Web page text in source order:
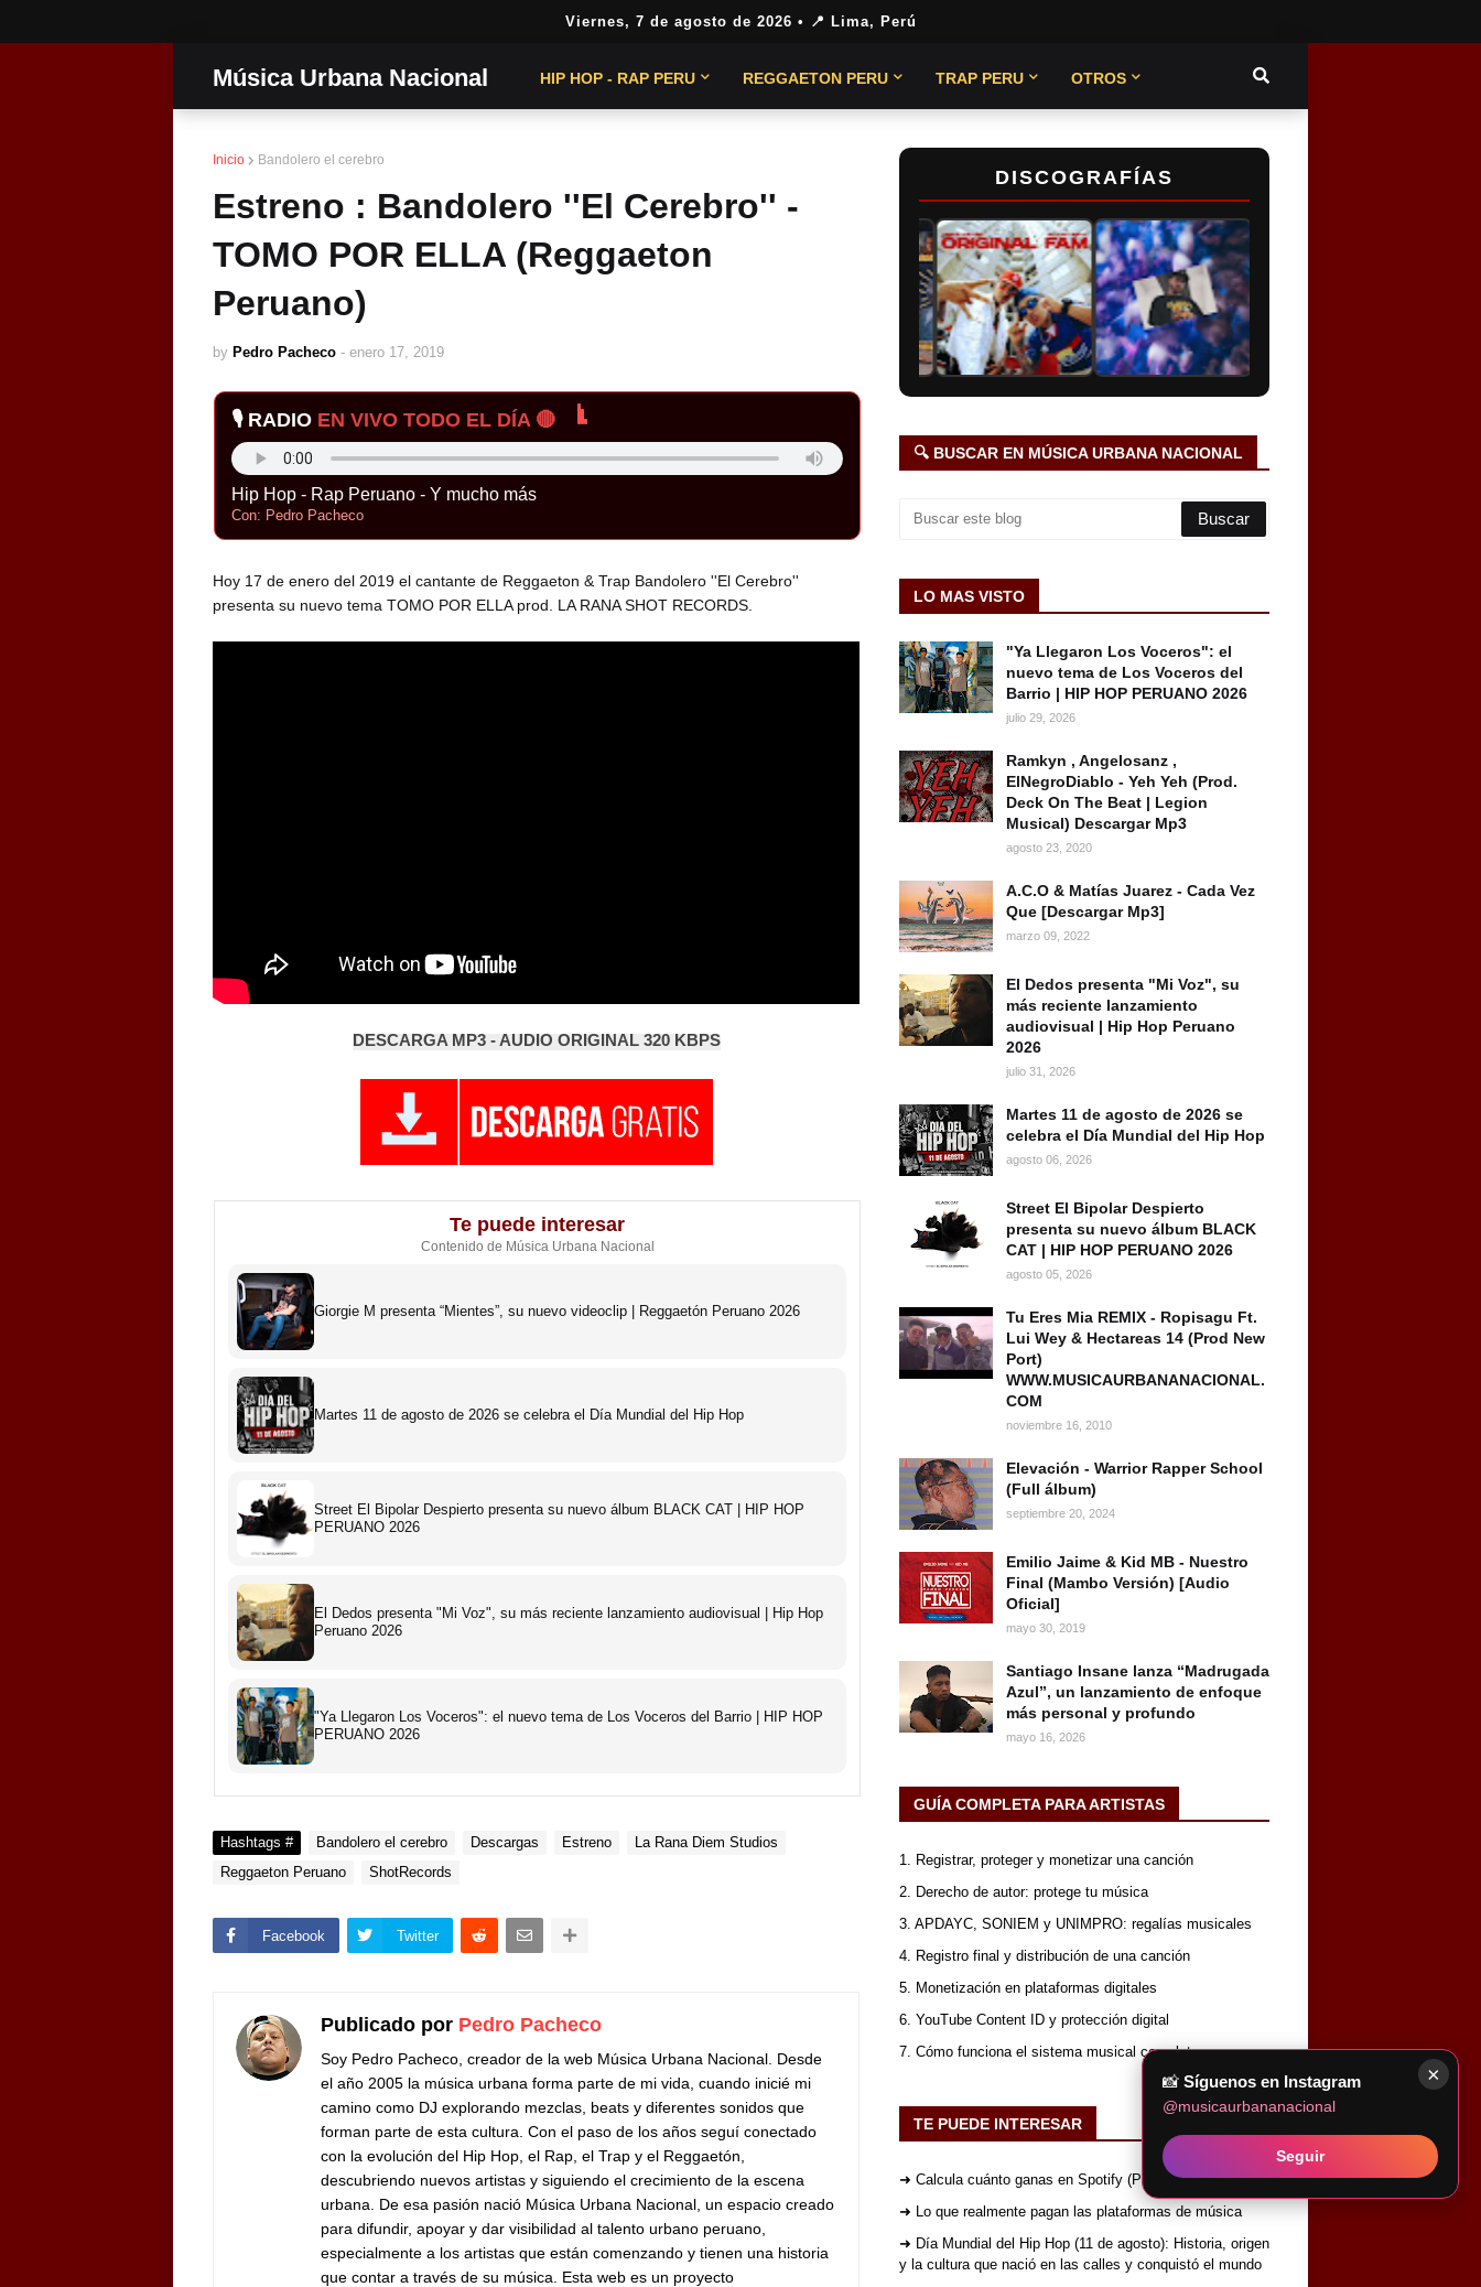
Viernes, 7 de agosto de 2026 • 📍 Lima, Perú
Música Urbana Nacional HIP HOP - RAP PERU REGGAETON PERU TRAP PERU OTROS
Inicio Bandolero el cerebro
Estreno : Bandolero ''El Cerebro'' -
TOMO POR ELLA (Reggaeton
Peruano)
by Pedro Pacheco - enero 17, 2019
🎙️ RADIO EN VIVO TODO EL DÍA 🔴
Hip Hop - Rap Peruano - Y mucho más
Con: Pedro Pacheco
Hoy 17 de enero del 2019 el cantante de Reggaeton & Trap Bandolero ''El Cerebro''
presenta su nuevo tema TOMO POR ELLA prod. LA RANA SHOT RECORDS.
DESCARGA MP3 - AUDIO ORIGINAL 320 KBPS
Te puede interesar
Contenido de Música Urbana Nacional
Giorgie M presenta “Mientes”, su nuevo videoclip | Reggaetón Peruano 2026
Martes 11 de agosto de 2026 se celebra el Día Mundial del Hip Hop
Street El Bipolar Despierto presenta su nuevo álbum BLACK CAT | HIP HOP
PERUANO 2026
El Dedos presenta "Mi Voz", su más reciente lanzamiento audiovisual | Hip Hop
Peruano 2026
"Ya Llegaron Los Voceros": el nuevo tema de Los Voceros del Barrio | HIP HOP
PERUANO 2026
Hashtags # Bandolero el cerebro Descargas Estreno
La Rana Diem Studios
Reggaeton Peruano
ShotRecords
Facebook Twitter
Publicado por Pedro Pacheco
Soy Pedro Pacheco, creador de la web Música Urbana Nacional. Desde
el año 2005 la música urbana forma parte de mi vida, cuando inicié mi
camino como DJ explorando mezclas, beats y diferentes sonidos que
forman parte de esta cultura. Con el paso de los años seguí conectado
con la evolución del Hip Hop, el Rap, el Trap y el Reggaetón,
descubriendo nuevos artistas y siguiendo el crecimiento de la escena
urbana. De esa pasión nació Música Urbana Nacional, un espacio creado
para difundir, apoyar y dar visibilidad al talento urbano peruano,
especialmente a los artistas que están comenzando y tienen una historia
que contar a través de su música. Esta web es un proyecto
DISCOGRAFÍAS
🔍 BUSCAR EN MÚSICA URBANA NACIONAL
LO MAS VISTO
"Ya Llegaron Los Voceros": el
nuevo tema de Los Voceros del
Barrio | HIP HOP PERUANO 2026
julio 29, 2026
Ramkyn , Angelosanz ,
ElNegroDiablo - Yeh Yeh (Prod.
Deck On The Beat | Legion
Musical) Descargar Mp3
agosto 23, 2020
A.C.O & Matías Juarez - Cada Vez
Que [Descargar Mp3]
marzo 09, 2022
El Dedos presenta "Mi Voz", su
más reciente lanzamiento
audiovisual | Hip Hop Peruano
2026
julio 31, 2026
Martes 11 de agosto de 2026 se
celebra el Día Mundial del Hip Hop
agosto 06, 2026
Street El Bipolar Despierto
presenta su nuevo álbum BLACK
CAT | HIP HOP PERUANO 2026
agosto 05, 2026
Tu Eres Mia REMIX - Ropisagu Ft.
Lui Wey & Hectareas 14 (Prod New
Port)
WWW.MUSICAURBANANACIONAL.
COM
noviembre 16, 2010
Elevación - Warrior Rapper School
(Full álbum)
septiembre 20, 2024
Emilio Jaime & Kid MB - Nuestro
Final (Mambo Versión) [Audio
Oficial]
mayo 30, 2019
Santiago Insane lanza “Madrugada
Azul”, un lanzamiento de enfoque
más personal y profundo
mayo 16, 2026
GUÍA COMPLETA PARA ARTISTAS
1. Registrar, proteger y monetizar una canción
2. Derecho de autor: protege tu música
3. APDAYC, SONIEM y UNIMPRO: regalías musicales
4. Registro final y distribución de una canción
5. Monetización en plataformas digitales
6. YouTube Content ID y protección digital
7. Cómo funciona el sistema musical completo
TE PUEDE INTERESAR
➜ Calcula cuánto ganas en Spotify (Perú)
➜ Lo que realmente pagan las plataformas de música
➜ Día Mundial del Hip Hop (11 de agosto): Historia, origen
y la cultura que nació en las calles y conquistó el mundo
×
📸 Síguenos en Instagram
@musicaurbananacional
Seguir